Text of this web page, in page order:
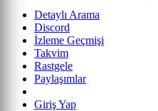
Detaylı Arama
Discord
İzleme Geçmişi
Takvim
Rastgele
Paylaşımlar
Giriş Yap